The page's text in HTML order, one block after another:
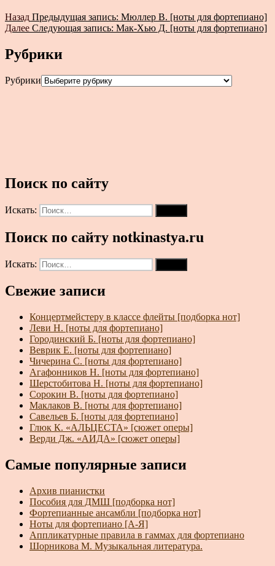
Назад Предыдущая запись: Мюллер В. [ноты для фортепиано]
Далее Следующая запись: Мак-Хью Д. [ноты для фортепиано]
Рубрики
Рубрики
Поиск по сайту
Искать:
Поиск по сайту notkinastya.ru
Искать:
Свежие записи
Концертмейстеру в классе флейты [подборка нот]
Леви Н. [ноты для фортепиано]
Городинский Б. [ноты для фортепиано]
Веврик Е. [ноты для фортепиано]
Чичерина С. [ноты для фортепиано]
Агафонников Н. [ноты для фортепиано]
Шерстобитова Н. [ноты для фортепиано]
Сорокин В. [ноты для фортепиано]
Маклаков В. [ноты для фортепиано]
Савельев Б. [ноты для фортепиано]
Глюк К. «АЛЬЦЕСТА» [сюжет оперы]
Верди Дж. «АИДА» [сюжет оперы]
Самые популярные записи
Архив пианистки
Пособия для ДМШ [подборка нот]
Фортепианные ансамбли [подборка нот]
Ноты для фортепиано [А-Я]
Аппликатурные правила в гаммах для фортепиано
Шорникова М. Музыкальная литература.